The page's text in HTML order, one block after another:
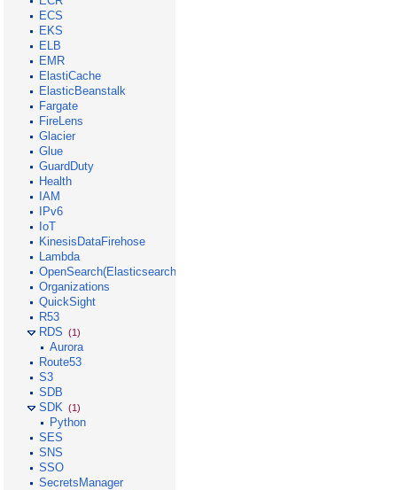
ECS
EKS
ELB
EMR
ElastiCache
ElasticBeanstalk
Fargate
FireLens
Glacier
Glue
GuardDuty
Health
IAM
IPv6
IoT
KinesisDataFirehose
Lambda
OpenSearch(Elasticsearch)
Organizations
QuickSight
R53
RDS (1)
Aurora
Route53
S3
SDB
SDK (1)
Python
SES
SNS
SSO
SecretsManager